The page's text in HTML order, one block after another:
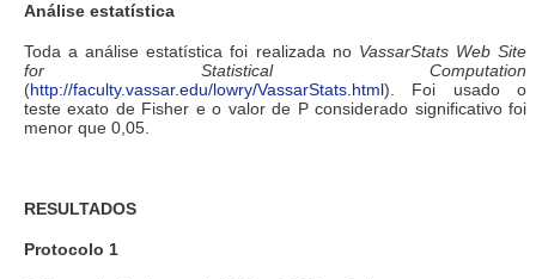
Análise estatística
Toda a análise estatística foi realizada no VassarStats Web Site
for Statistical Computation
(http://faculty.vassar.edu/lowry/VassarStats.html). Foi usado o
teste exato de Fisher e o valor de P considerado significativo foi
menor que 0,05.
RESULTADOS
Protocolo 1